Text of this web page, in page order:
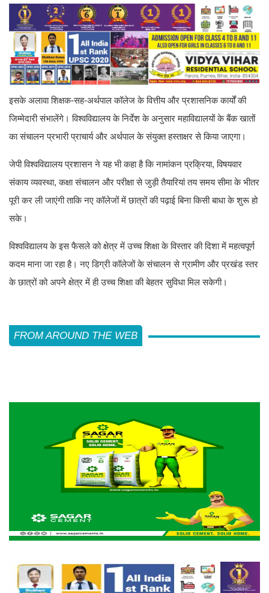
इसके अलावा शिक्षक-सह-अर्थपाल कॉलेज के वित्तीय और प्रशासनिक कार्यों की
जिम्मेदारी संभालेंगे। विश्वविद्यालय के निर्देश के अनुसार महाविद्यालयों के बैंक खातों
का संचालन प्रभारी प्राचार्य और अर्थपाल के संयुक्त हस्ताक्षर से किया जाएगा।
जेपी विश्वविद्यालय प्रशासन ने यह भी कहा है कि नामांकन प्रक्रिया, विषयवार
संकाय व्यवस्था, कक्षा संचालन और परीक्षा से जुड़ी तैयारियां तय समय सीमा के भीतर
पूरी कर ली जाएंगी ताकि नए कॉलेजों में छात्रों की पढ़ाई बिना किसी बाधा के शुरू हो
सके।
विश्वविद्यालय के इस फैसले को क्षेत्र में उच्च शिक्षा के विस्तार की दिशा में महत्वपूर्ण
कदम माना जा रहा है। नए डिग्री कॉलेजों के संचालन से ग्रामीण और प्रखंड स्तर
के छात्रों को अपने क्षेत्र में ही उच्च शिक्षा की बेहतर सुविधा मिल सकेगी।
FROM AROUND THE WEB